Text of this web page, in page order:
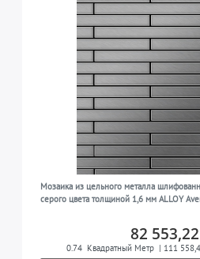
Мозаика из цельного металла
серого цвета толщиной 1,6 мм ALLOY
82
0.74 Квадратный Метр | 111